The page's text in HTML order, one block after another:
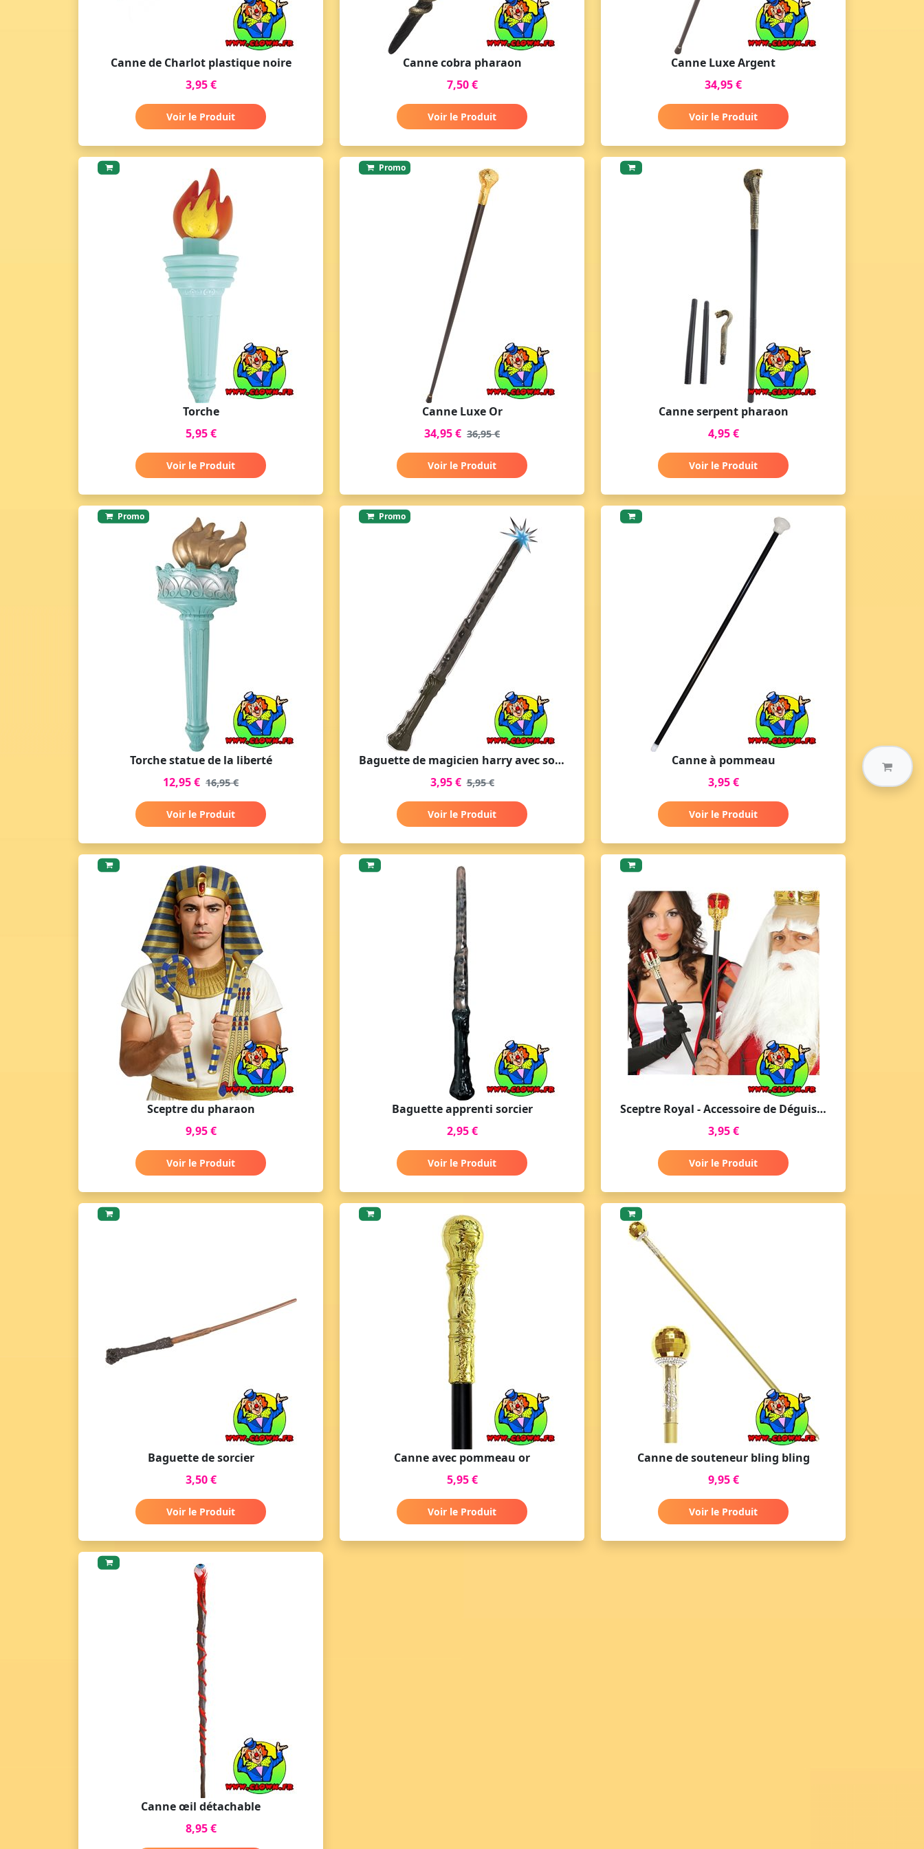
Canne de Charlot plastique noire
3,95 €
Voir le Produit
Canne cobra pharaon
7,50 €
Voir le Produit
Canne Luxe Argent
34,95 €
Voir le Produit
Torche
5,95 €
Voir le Produit
Promo
Canne Luxe Or
34,95 € 36,95 €
Voir le Produit
Canne serpent pharaon
4,95 €
Voir le Produit
Promo
Torche statue de la liberté
12,95 € 16,95 €
Voir le Produit
Promo
Baguette de magicien harry avec son et lumière
3,95 € 5,95 €
Voir le Produit
Canne à pommeau
3,95 €
Voir le Produit
Sceptre du pharaon
9,95 €
Voir le Produit
Baguette apprenti sorcier
2,95 €
Voir le Produit
Sceptre Royal - Accessoire de Déguisement
3,95 €
Voir le Produit
Baguette de sorcier
3,50 €
Voir le Produit
Canne avec pommeau or
5,95 €
Voir le Produit
Canne de souteneur bling bling
9,95 €
Voir le Produit
Canne œil détachable
8,95 €